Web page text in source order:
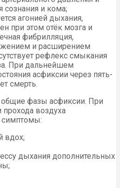
сознания и кома;
агонией дыхания,
при этом отёк мозга и
фибрилляция,
и расширением
рефлекс смыкания
При дальнейшем
асфиксии через пять-
смерть.
фазы асфиксии. При
воздуха
вдох;
дыхания дополнительных